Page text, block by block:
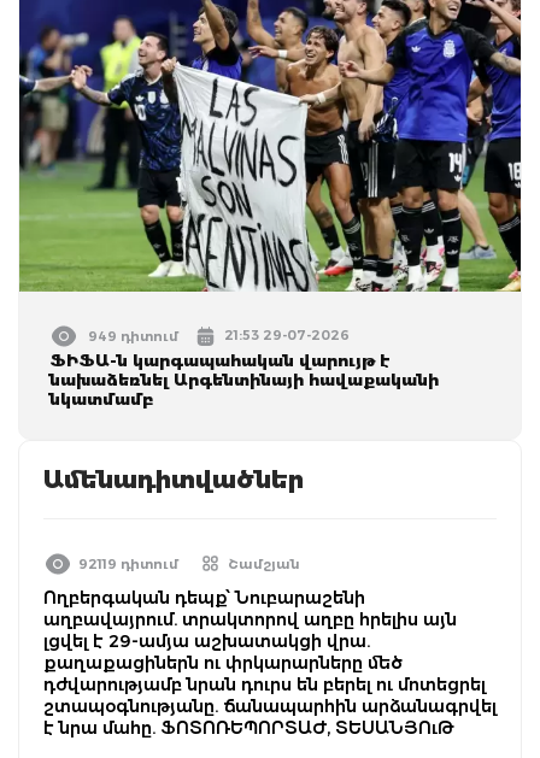
949 դիտում 21:53 29-07-2026
ՖԻՖԱ-ն կարգապահական վարույթ է
նախաձեռնել Արգենտինայի հավաքականի
նկատմամբ
Ամենադիտվածներ
92119 դիտում Շամշյան
Ողբերգական դեպք՝ Նուբարաշենի
աղբավայրում. տրակտորով աղբը հրելիս այն
լցվել է 29-ամյա աշխատակցի վրա.
քաղաքացիներն ու փրկարարները մեծ
դժվարությամբ նրան դուրս են բերել ու մոտեցրել
շտապօգնությանը. ճանապարհին արձանագրվել
է նրա մահը. ՖՈՏՈՌԵՊՈՐՏԱԺ, ՏԵՍԱՆՅՈւԹ